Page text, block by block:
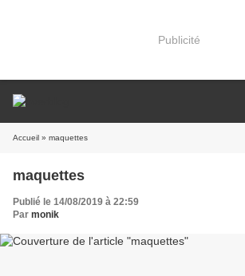
Publicité
Accueil » maquettes
maquettes
Publié le 14/08/2019 à 22:59
Par monik